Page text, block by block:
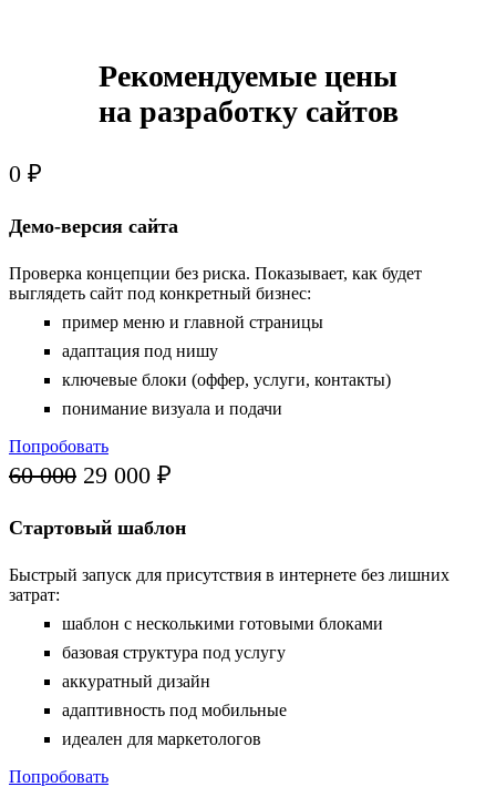
Рекомендуемые цены
на разработку сайтов
0 ₽
Демо-версия сайта
Проверка концепции без риска. Показывает, как будет
выглядеть сайт под конкретный бизнес:
пример меню и главной страницы
адаптация под нишу
ключевые блоки (оффер, услуги, контакты)
понимание визуала и подачи
Попробовать
60 000 29 000 ₽
Стартовый шаблон
Быстрый запуск для присутствия в интернете без лишних
затрат:
шаблон с несколькими готовыми блоками
базовая структура под услугу
аккуратный дизайн
адаптивность под мобильные
идеален для маркетологов
Попробовать